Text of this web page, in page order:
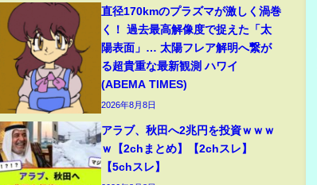
直径170kmのプラズマが激しく渦巻
く！ 過去最高解像度で捉えた「太
陽表面」… 太陽フレア解明へ繋が
る超貴重な最新観測 ハワイ
(ABEMA TIMES)
2026年8月8日
アラブ、秋田へ2兆円を投資ｗｗｗ
ｗ【2chまとめ】【2chスレ】
【5chスレ】